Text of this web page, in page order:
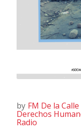
by FM De la Calle
Derechos
Radio